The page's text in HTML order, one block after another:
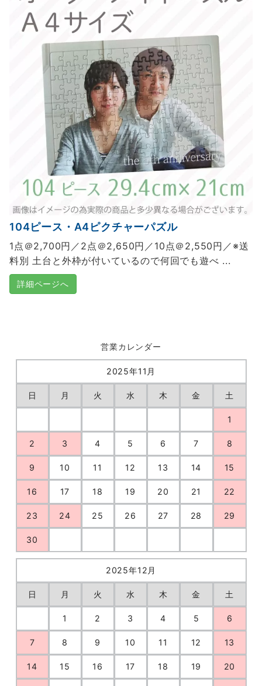
104ピース・A4ピクチャーパズル
1点＠2,700円／2点＠2,650円／10点＠2,550円／※送
料別 土台と外枠が付いているので何回でも遊べ ...
詳細ページへ
営業カレンダー
2025年11月
日 月 火 水 木 金 土
1
2 3 4 5 6 7 8
9 10 11 12 13 14 15
16 17 18 19 20 21 22
23 24 25 26 27 28 29
30
2025年12月
日 月 火 水 木 金 土
1 2 3 4 5 6
7 8 9 10 11 12 13
14 15 16 17 18 19 20